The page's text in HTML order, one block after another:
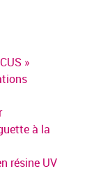
»
à la
résine UV